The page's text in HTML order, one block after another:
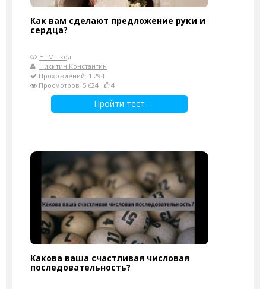
Как вам сделают предложение руки и
сердца?
HTML-код
Никитин Константин
Прохождений: 1 294
Просмотров: 5 624
4
Пройти тест
Какова ваша счастливая числовая
последовательность?